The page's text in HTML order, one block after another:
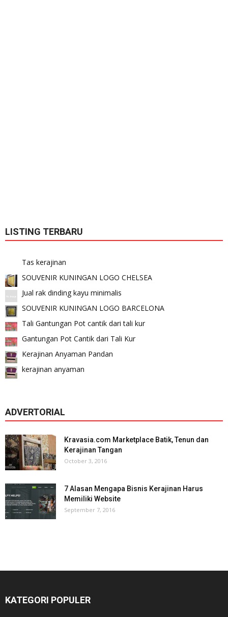
LISTING TERBARU
Tas kerajinan
SOUVENIR KUNINGAN LOGO CHELSEA
Jual rak dinding kayu minimalis
SOUVENIR KUNINGAN LOGO BARCELONA
Tali Gantungan Pot cantik dari tali kur
Gantungan Pot Cantik dari Tali Kur
Kerajinan Anyaman Pandan
kerajinan anyaman
ADVERTORIAL
Kravasia.com Marketplace Batik, Tenun dan
Kerajinan Tangan
October 3, 2016
7 Alasan Mengapa Bisnis Kerajinan Harus
Memiliki Website
September 7, 2016
KATEGORI POPULER